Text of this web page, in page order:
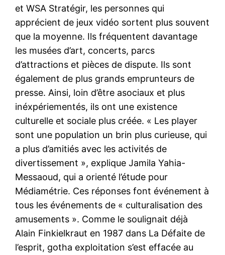
et WSA Stratégir, les personnes qui
apprécient de jeux vidéo sortent plus souvent
que la moyenne. Ils fréquentent davantage
les musées d’art, concerts, parcs
d’attractions et pièces de dispute. Ils sont
également de plus grands emprunteurs de
presse. Ainsi, loin d’être asociaux et plus
inéxpériementés, ils ont une existence
culturelle et sociale plus créée. « Les player
sont une population un brin plus curieuse, qui
a plus d’amitiés avec les activités de
divertissement », explique Jamila Yahia-
Messaoud, qui a orienté l’étude pour
Médiamétrie. Ces réponses font événement à
tous les événements de « culturalisation des
amusements ». Comme le soulignait déjà
Alain Finkielkraut en 1987 dans La Défaite de
l’esprit, gotha exploitation s’est effacée au